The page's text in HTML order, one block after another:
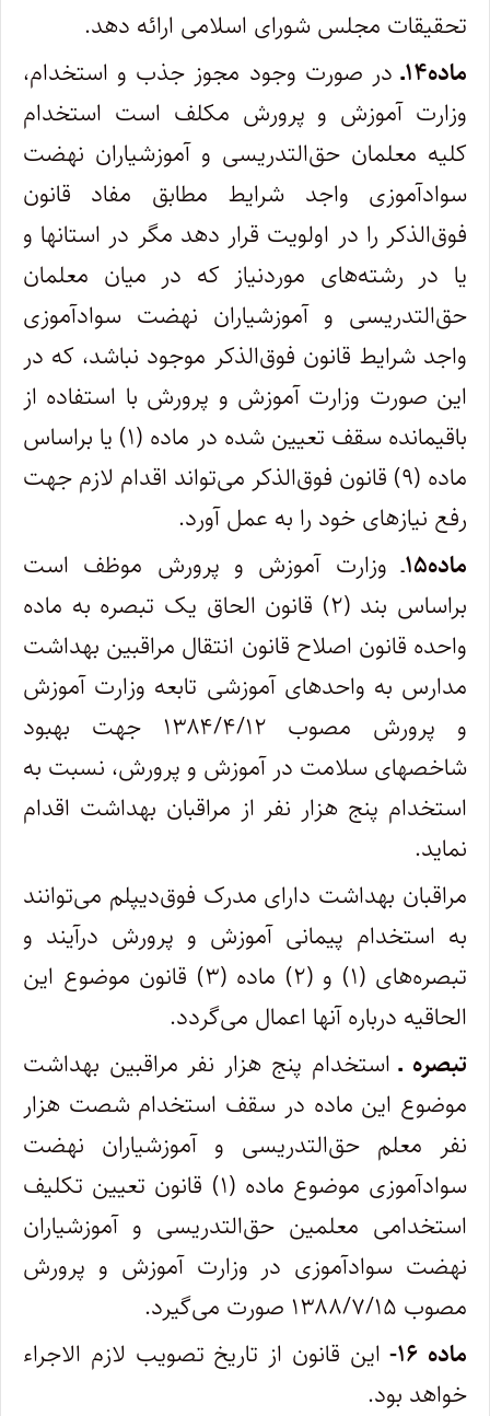
تحقیقات مجلس شورای اسلامی ارائه دهد.
ماده۱۴ـ
در صورت وجود مجوز جذب و استخدام،
وزارت آموزش و پرورش مکلف است استخدام
کلیه معلمان حق‌التدریسی و آموزشیاران نهضت
سوادآموزی واجد شرایط مطابق مفاد قانون
فوق‌الذکر را در اولویت قرار دهد مگر در استانها و
یا در رشته‌های موردنیاز که در میان معلمان
حق‌التدریسی و آموزشیاران نهضت سوادآموزی
واجد شرایط قانون فوق‌الذکر موجود نباشد، که در
این صورت وزارت آموزش و پرورش با استفاده از
باقیمانده سقف تعیین شده در ماده (۱) یا براساس
ماده (۹) قانون فوق‌الذکر می‌تواند اقدام لازم جهت
رفع نیازهای خود را به عمل آورد.
ماده۱۵
ـ وزارت آموزش و پرورش موظف است
براساس بند (۲) قانون الحاق یک تبصره به ماده
واحده قانون اصلاح قانون انتقال مراقبین بهداشت
مدارس به واحدهای آموزشی تابعه وزارت آموزش
و پرورش مصوب ۱۳۸۴/۴/۱۲ جهت بهبود
شاخصهای سلامت در آموزش و پرورش، نسبت به
استخدام پنج هزار نفر از مراقبان بهداشت اقدام
نماید.
مراقبان بهداشت دارای مدرک فوق‌دیپلم می‌توانند
به استخدام پیمانی آموزش و پرورش درآیند و
تبصره‌های (۱) و (۲) ماده (۳) قانون موضوع این
الحاقیه درباره آنها اعمال می‌گردد.
تبصره ـاستخدام پنج هزار نفر مراقبین بهداشت
موضوع این ماده در سقف استخدام شصت هزار
نفر معلم حق‌التدریسی و آموزشیاران نهضت
سوادآموزی موضوع ماده (۱) قانون تعیین تکلیف
استخدامی معلمین حق‌التدریسی و آموزشیاران
نهضت سوادآموزی در وزارت آموزش و پرورش
مصوب ۱۳۸۸/۷/۱۵ صورت می‌گیرد.
ماده ۱۶-
این قانون از تاریخ تصویب لازم الاجراء
خواهد بود.